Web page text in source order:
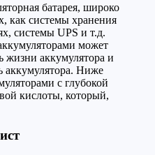
батарея, широко
как системы хранения
системы UPS и т.д.
может
жизни аккумулятора и
аккумулятора. Ниже
с глубокой
кислоты, который,